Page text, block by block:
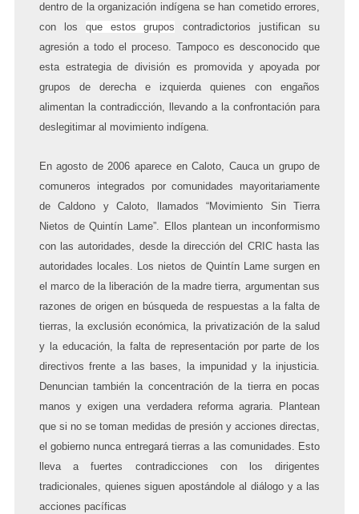
dentro de la organización indígena se han cometido errores,
con los que estos grupos
contradictorios justifican su
agresión a todo el proceso. Tampoco es desconocido que
esta estrategia de división es promovida y apoyada por
grupos de derecha e izquierda quienes con engaños
alimentan la contradicción, llevando a la confrontación para
deslegitimar al movimiento indígena.
En agosto de 2006 aparece en Caloto, Cauca un grupo de
comuneros integrados por comunidades mayoritariamente
de Caldono y Caloto, llamados “Movimiento Sin Tierra
Nietos de Quintín Lame”. Ellos plantean un inconformismo
con las autoridades, desde la dirección del CRIC hasta las
autoridades locales. Los nietos de Quintín Lame surgen en
el marco de la liberación de la madre tierra, argumentan sus
razones de origen en búsqueda de respuestas a la falta de
tierras, la exclusión económica, la privatización de la salud
y la educación, la falta de representación por parte de los
directivos frente a las bases, la impunidad y la injusticia.
Denuncian también la concentración de la tierra en pocas
manos y exigen una verdadera reforma agraria.
Plantean
que si no se toman medidas de presión y acciones directas,
el gobierno nunca entregará tierras a las comunidades. Esto
lleva a fuertes contradicciones con los dirigentes
tradicionales, quienes siguen apostándole al diálogo y a las
acciones pacíficas